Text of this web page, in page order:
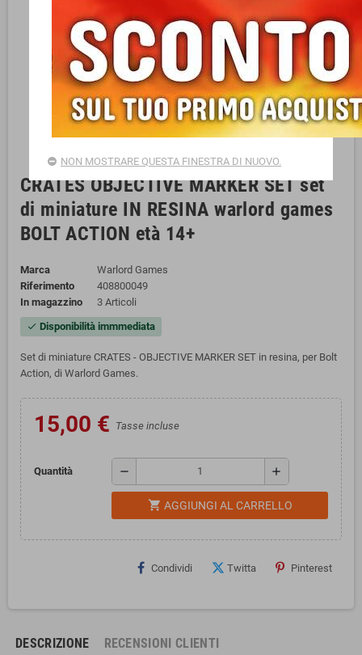
CRATES OBJECTIVE MARKER SET set
di miniature IN RESINA warlord games
BOLT ACTION età 14+
Marca
Warlord Games
Riferimento
408800049
In magazzino
3 Articoli
check Disponibilità immmediata
Set di miniature CRATES - OBJECTIVE MARKER SET in resina, per Bolt
Action, di Warlord Games.
15,00 € Tasse incluse
Quantità remove add
shopping_cart AGGIUNGI AL CARRELLO
Condividi Twitta Pinterest
DESCRIZIONE RECENSIONI CLIENTI
NON MOSTRARE QUESTA FINESTRA DI NUOVO.